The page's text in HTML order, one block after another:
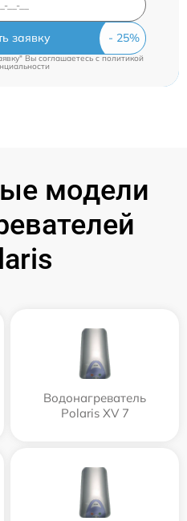
заявку
Вы соглашаетесь cполитикой
модели
Водонагреватель
Polaris XV 7